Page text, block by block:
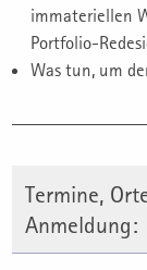
immateriellen
Portfolio-
Was tun, um
Termine,
Anmeldung: